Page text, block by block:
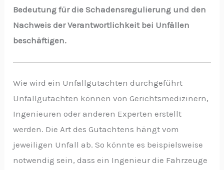
Bedeutung für die Schadensregulierung und den
Nachweis der Verantwortlichkeit bei Unfällen
beschäftigen.
Wie wird ein Unfallgutachten durchgeführt
Unfallgutachten können von Gerichtsmedizinern,
Ingenieuren oder anderen Experten erstellt
werden. Die Art des Gutachtens hängt vom
jeweiligen Unfall ab. So könnte es beispielsweise
notwendig sein, dass ein Ingenieur die Fahrzeuge